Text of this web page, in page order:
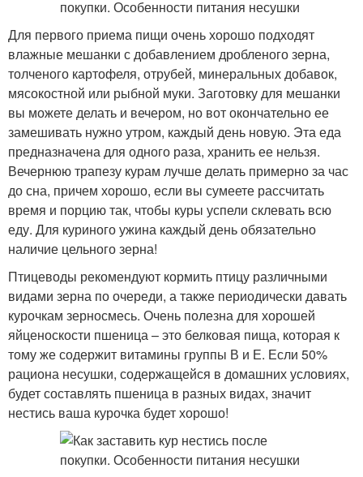
Для первого приема пищи очень хорошо подходят
влажные мешанки с добавлением дробленого зерна,
толченого картофеля, отрубей, минеральных добавок,
мясокостной или рыбной муки. Заготовку для мешанки
вы можете делать и вечером, но вот окончательно ее
замешивать нужно утром, каждый день новую. Эта еда
предназначена для одного раза, хранить ее нельзя.
Вечернюю трапезу курам лучше делать примерно за час
до сна, причем хорошо, если вы сумеете рассчитать
время и порцию так, чтобы куры успели склевать всю
еду. Для куриного ужина каждый день обязательно
наличие цельного зерна!
Птицеводы рекомендуют кормить птицу различными
видами зерна по очереди, а также периодически давать
курочкам зерносмесь. Очень полезна для хорошей
яйценоскости пшеница – это белковая пища, которая к
тому же содержит витамины группы В и Е. Если 50%
рациона несушки, содержащейся в домашних условиях,
будет составлять пшеница в разных видах, значит
нестись ваша курочка будет хорошо!